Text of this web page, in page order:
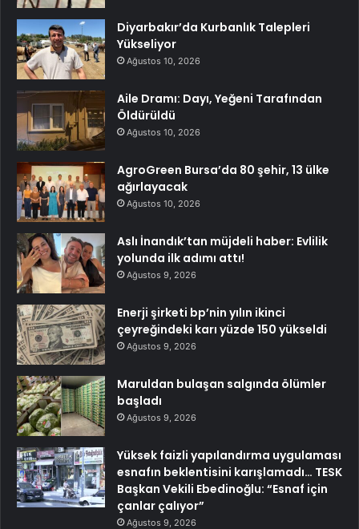
Diyarbakır’da Kurbanlık Talepleri
Yükseliyor
Ağustos 10, 2026
Aile Dramı: Dayı, Yeğeni Tarafından
Öldürüldü
Ağustos 10, 2026
AgroGreen Bursa’da 80 şehir, 13 ülke
ağırlayacak
Ağustos 10, 2026
Aslı İnandık’tan müjdeli haber: Evlilik
yolunda ilk adımı attı!
Ağustos 9, 2026
Enerji şirketi bp’nin yılın ikinci
çeyreğindeki karı yüzde 150 yükseldi
Ağustos 9, 2026
Maruldan bulaşan salgında ölümler
başladı
Ağustos 9, 2026
Yüksek faizli yapılandırma uygulaması
esnafın beklentisini karışlamadı… TESK
Başkan Vekili Ebedinoğlu: “Esnaf için
çanlar çalıyor”
Ağustos 9, 2026